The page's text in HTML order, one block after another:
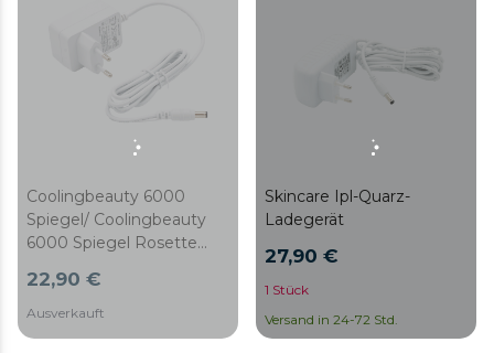
Coolingbeauty 6000
Spiegel/ Coolingbeauty
6000 Spiegel Rosette
22,90 €
Ausverkauft
Skincare Ipl-Quarz-
Ladegerät
27,90 €
1 Stück
Versand in 24-72 Std.